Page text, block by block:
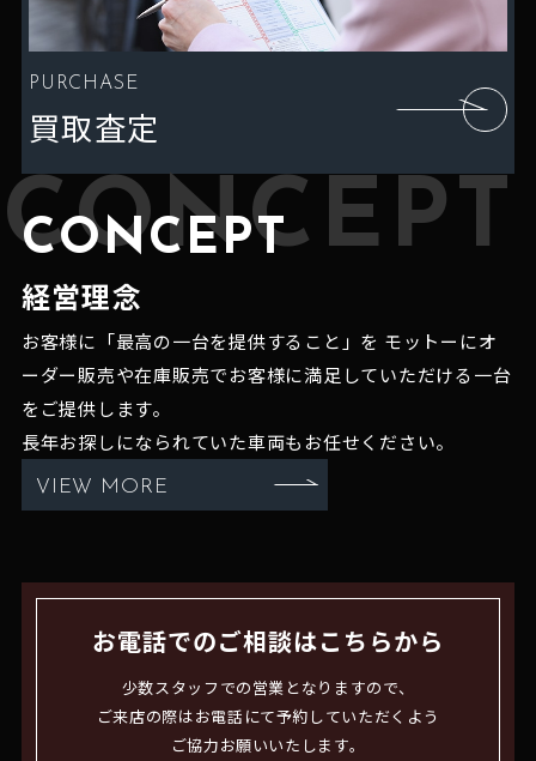
PURCHASE
買取査定
CONCEPT
CONCEPT
経営理念
お客様に「最高の一台を提供すること」を モットーにオ
ーダー販売や在庫販売でお客様に満足していただける一台
をご提供します。
長年お探しになられていた車両もお任せください。
VIEW MORE
お電話でのご相談はこちらから
少数スタッフでの営業となりますので、
ご来店の際はお電話にて予約していただくよう
ご協力お願いいたします。